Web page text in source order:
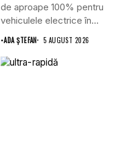
de aproape 100% pentru
vehiculele electrice în...
•ADA ȘTEFAN 5 AUGUST 2026